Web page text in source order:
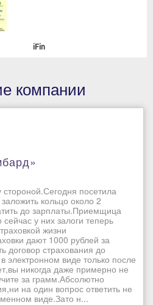
iFin
компании
посетила
кольцо около 2
до зарплаты.Приемщица
у них залоги теперь
жизни
дают 1000 рублей за
договор страхования до
электронном виде только после
никогда даже примерно не
за грамм.Абсолютно
на один вопрос ответить не
виде.Зато н...